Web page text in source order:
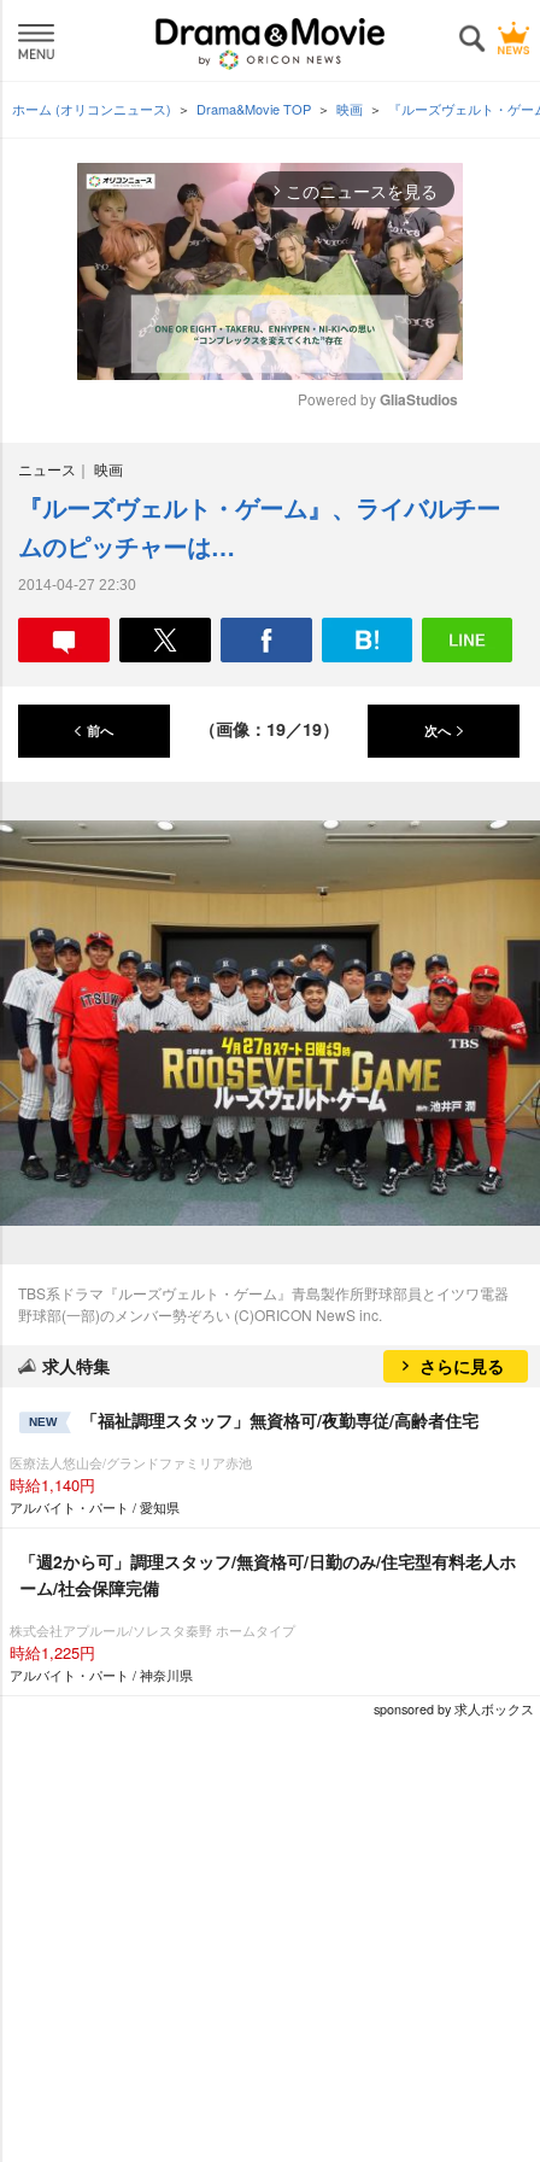
ホーム (オリコンニュース) Drama&Movie TOP 映画 『ルーズヴェルト・ゲ
arrow_forward_ios このニュースを見る
e
Powered by GliaStudios
ニュース 映画
『ルーズヴェルト・ゲーム』、ライバルチー
ムのピッチャーは…
2014-04-27 22:30
前へ （画像：19／19） 次へ
TBS系ドラマ『ルーズヴェルト・ゲーム』青島製作所野球部員とイツワ電器
野球部(一部)のメンバー勢ぞろい (C)ORICON NewS inc.
求人特集 さらに見る
NEW 「福祉調理スタッフ」無資格可/夜勤専従/高齢者住宅
医療法人悠山会/グランドファミリア赤池
時給1,140円
アルバイト・パート / 愛知県
「週2から可」調理スタッフ/無資格可/日勤のみ/住宅型有料老人ホ
ーム/社会保障完備
株式会社アプルール/ソレスタ秦野 ホームタイプ
時給1,225円
アルバイト・パート / 神奈川県
sponsored by 求人ボックス